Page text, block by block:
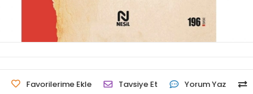
Favorilerime Ekle Tavsiye Et Yorum Yaz